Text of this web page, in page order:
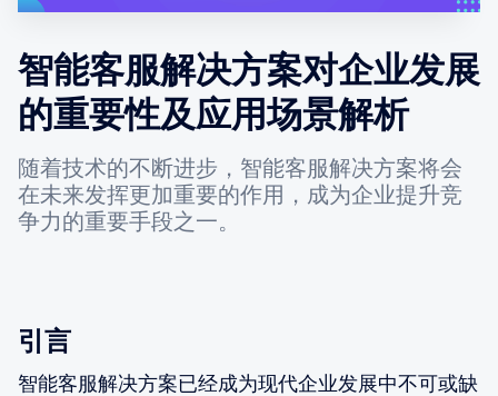
智能客服解决方案对企业发展
的重要性及应用场景解析
随着技术的不断进步，智能客服解决方案将会
在未来发挥更加重要的作用，成为企业提升竞
争力的重要手段之一。
引言
智能客服解决方案已经成为现代企业发展中不可或缺